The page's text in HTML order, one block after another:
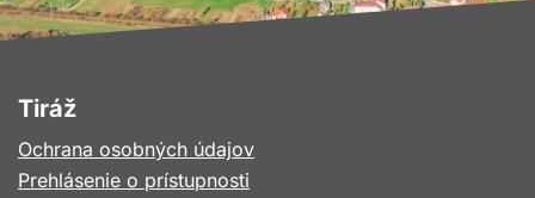
Tiráž
Ochrana osobných údajov
Prehlásenie o prístupnosti